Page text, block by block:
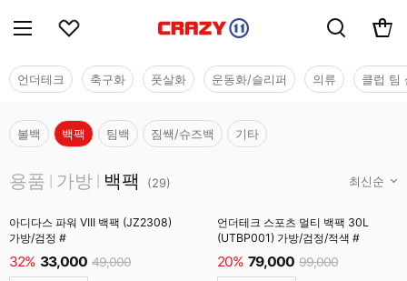
언더테크 축구화 풋살화 운동화/슬리퍼 의류 클럽 팀
볼백 백팩 팀백 짐쌕/슈즈백 기타
용품 가방 백팩 (29)
아디다스 파워 VIII 백팩 (JZ2308)
가방/검정 #
32% 33,000 49,000
언더테크 스포츠 멀티 백팩 30L
(UTBP001) 가방/검정/적색 #
20% 79,000 99,000